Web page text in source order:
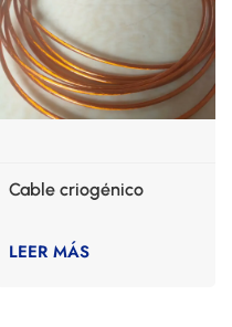
Cable criogénico
LEER MÁS